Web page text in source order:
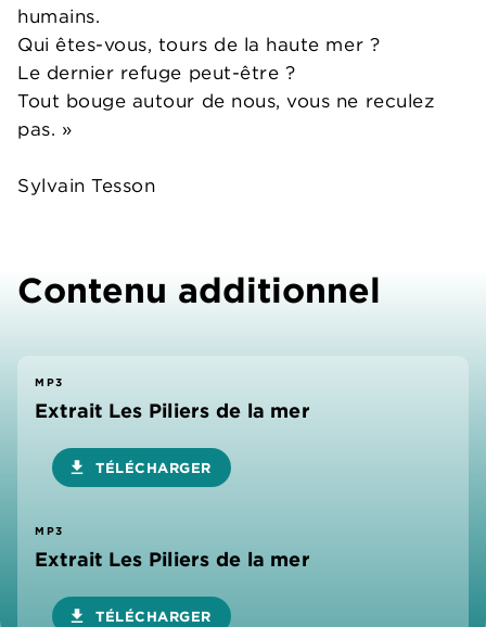
humains.
Qui êtes-vous, tours de la haute mer ?
Le dernier refuge peut-être ?
Tout bouge autour de nous, vous ne reculez
pas. »
Sylvain Tesson
Contenu additionnel
MP3
Extrait Les Piliers de la mer
download TÉLÉCHARGER
MP3
Extrait Les Piliers de la mer
download TÉLÉCHARGER